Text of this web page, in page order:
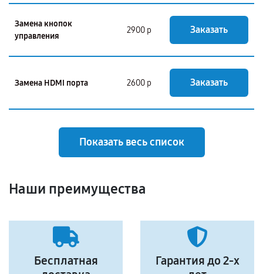
Замена кнопок
управления
2900 р Заказать
Замена HDMI порта 2600 р Заказать
Показать весь список
Наши преимущества
Бесплатная
Гарантия до 2-х